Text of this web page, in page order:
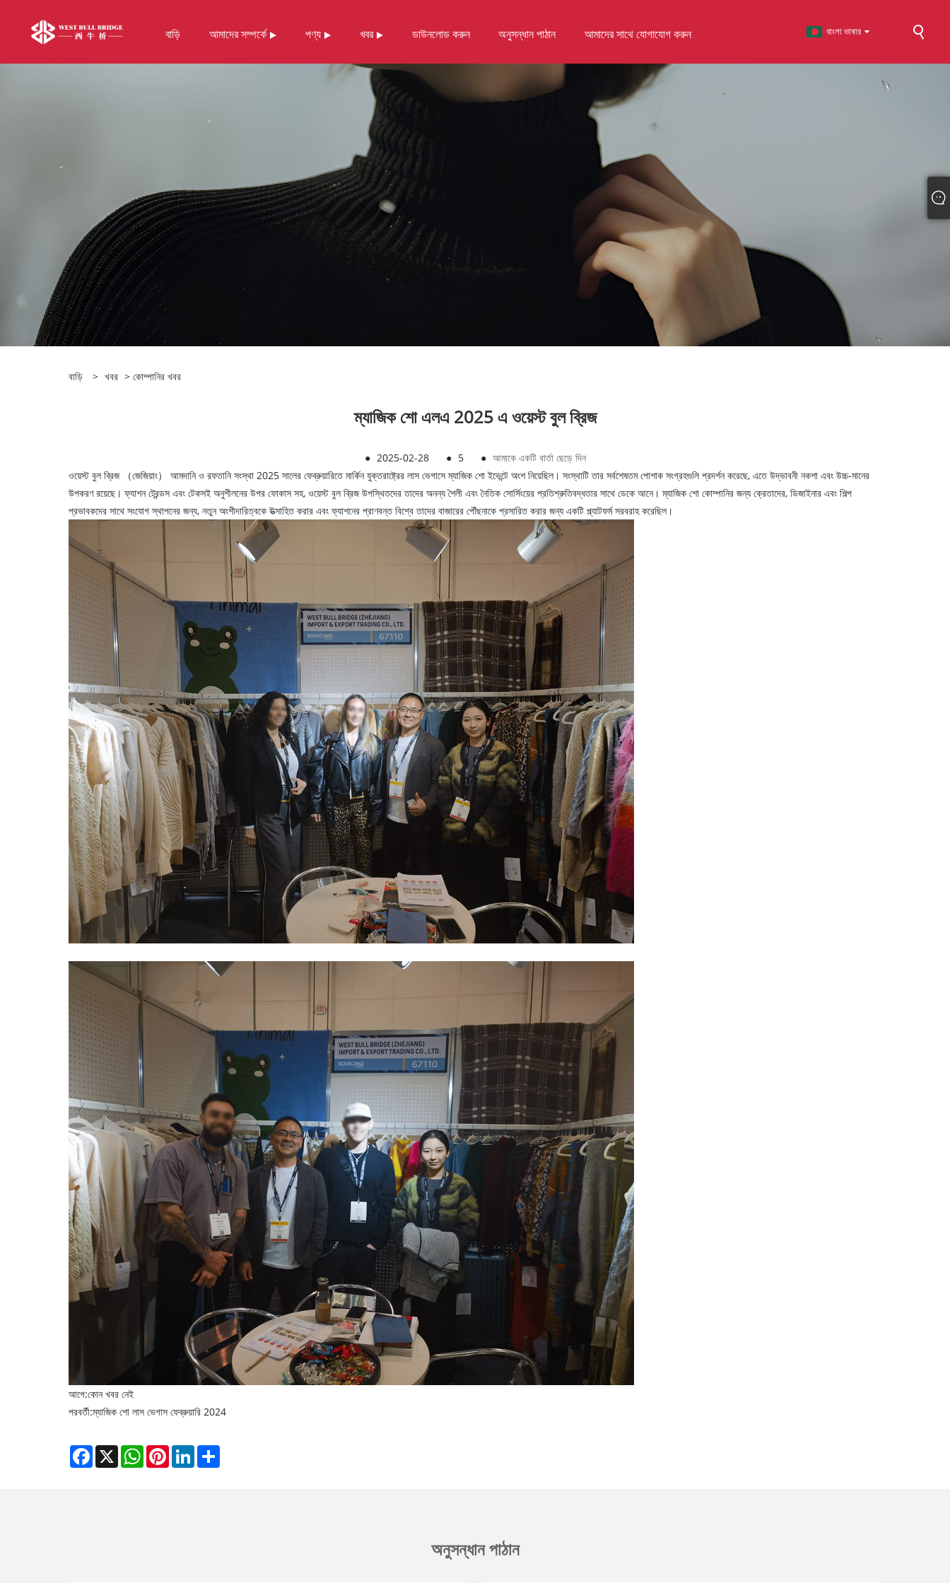
বাড়ি আমাদের সম্পর্কে পণ্য খবর ডাউনলোড করুন অনুসন্ধান পাঠান আমাদের সাথে যোগাযোগ করুন বাংলা ভাষার
বাড়ি > খবর > কোম্পানির খবর
ম্যাজিক শো এলএ 2025 এ ওয়েস্ট বুল ব্রিজ
● 2025-02-28 ● 5 ● আমাকে একটি বার্তা ছেড়ে দিন
ওয়েস্ট বুল ব্রিজ （জেজিয়াং） আমদানি ও রফতানি সংস্থা 2025 সালের ফেব্রুয়ারিতে মার্কিন যুক্তরাষ্ট্রের লাস ভেগাসে ম্যাজিক শো ইভেন্টে অংশ নিয়েছিল। সংস্থাটি তার সর্বশেষতম পোশাক সংগ্রহগুলি প্রদর্শন করেছে, এতে উদ্ভাবনী নকশা এবং উচ্চ-মানের
উপকরণ রয়েছে। ফ্যাশন ট্রেন্ডস এবং টেকসই অনুশীলনের উপর ফোকাস সহ, ওয়েস্ট বুল ব্রিজ উপস্থিতদের তাদের অনন্য শৈলী এবং নৈতিক সোর্সিংয়ের প্রতিশ্রুতিবদ্ধতার সাথে ডেকে আনে। ম্যাজিক শো কোম্পানির জন্য ক্রেতাদের, ডিজাইনার এবং শিল্প
প্রভাবকদের সাথে সংযোগ স্থাপনের জন্য, নতুন অংশীদারিত্বকে উত্সাহিত করার এবং ফ্যাশনের প্রাণবন্ত বিশ্বে তাদের বাজারের পৌঁছনাকে প্রসারিত করার জন্য একটি প্ল্যাটফর্ম সরবরাহ করেছিল।
আগে:কোন খবর নেই
পরবর্তী:ম্যাজিক শো লাস ভেগাস ফেব্রুয়ারি 2024
Facebook
X WhatsAppPinterestLinkedIn
অনুসন্ধান পাঠান